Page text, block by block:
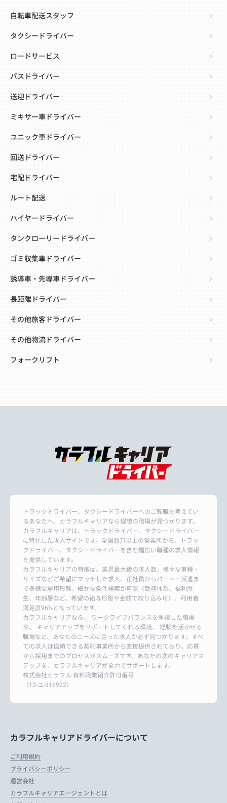
自転車配送スタッフ
タクシードライバー
ロードサービス
バスドライバー
送迎ドライバー
ミキサー車ドライバー
ユニック車ドライバー
回送ドライバー
宅配ドライバー
ルート配送
ハイヤードライバー
タンクローリードライバー
ゴミ収集車ドライバー
誘導車・先導車ドライバー
長距離ドライバー
その他旅客ドライバー
その他物流ドライバー
フォークリフト
トラックドライバー、タクシードライバーへのご転職を考えてい
るあなたへ、カラフルキャリアなら理想の職場が見つかります。
カラフルキャリアは、トラックドライバー、タクシードライバー
に特化した求人サイトです。全国数万以上の営業所から、トラッ
クドライバー、タクシードライバーを含む幅広い職種の求人情報
を提供しています。
カラフルキャリアの特徴は、業界最大級の求人数、様々な車種・
サイズなどご希望にマッチした求人、正社員からパート・派遣ま
で多様な雇用形態、細かな条件検索が可能（勤務体系、福利厚
生、年齢層など、希望の給与形態や金額で絞り込み可）、利用者
満足度96%となっています。
カラフルキャリアなら、 ワークライフバランスを重視した職場
や、 キャリアアップをサポートしてくれる環境、 経験を活かせる
職場など、あなたのニーズに合った求人が必ず見つかります。すべ
ての求人は信頼できる契約事業所から直接提供されており、応募
から採用までのプロセスがスムーズです。あなたの次のキャリアス
テップを、カラフルキャリアが全力でサポートします。
株式会社カラフル 有料職業紹介許可番号
（13-ユ-316922）
カラフルキャリアドライバーについて
ご利用規約
プライバシーポリシー
運営会社
カラフルキャリアエージェントとは